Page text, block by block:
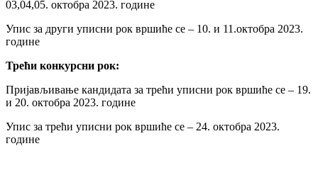
03,04,05. октобра 2023. године
Упис за други уписни рок вршиће се – 10. и 11.октобра 2023.
године
Трећи конкурсни рок:
Пријављивање кандидата за трећи уписни рок вршиће се – 19.
и 20. октобра 2023. године
Упис за трећи уписни рок вршиће се – 24. октобра 2023.
године